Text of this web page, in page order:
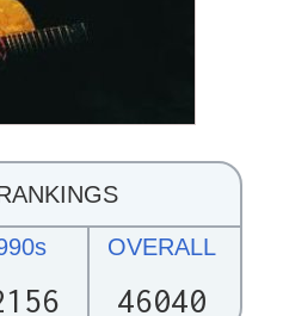
OVERALL
46040